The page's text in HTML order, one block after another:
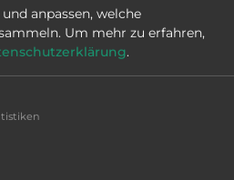
Fischerkirche.
Kappeln. Arnis.
anpassen, welche
Um mehr zu erfahren,
.